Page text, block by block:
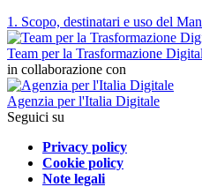
1. Scopo, destinatari e uso del
Team per la Trasformazione
in collaborazione con
Agenzia per l'Italia Digitale
Seguici su
Privacy policy
Cookie policy
Note legali